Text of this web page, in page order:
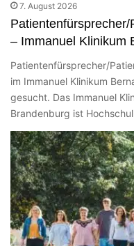
7. August 2026
– Immanuel Klinikum
Patientenfürsprecher/
im Immanuel Klinikum
gesucht. Das Immanuel
Brandenburg ist